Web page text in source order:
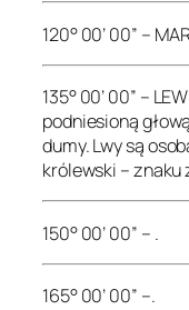
120° 00’ 00” –
135° 00’ 00” –
podniesioną
dumy. Lwy są
królewski – znaku
150° 00’ 00” – .
165° 00’ 00” –.